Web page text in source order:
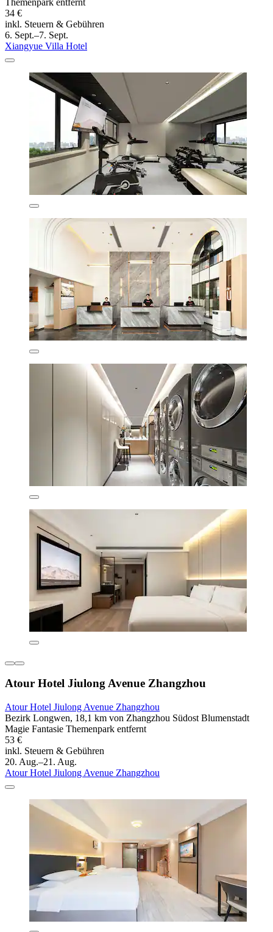
34 €
inkl. Steuern & Gebühren
6. Sept.–7. Sept.
Xiangyue Villa Hotel
Atour Hotel Jiulong Avenue Zhangzhou
Atour Hotel Jiulong Avenue Zhangzhou
Bezirk Longwen, 18,1 km von Zhangzhou Südost Blumenstadt
Magie Fantasie Themenpark entfernt
53 €
inkl. Steuern & Gebühren
20. Aug.–21. Aug.
Atour Hotel Jiulong Avenue Zhangzhou